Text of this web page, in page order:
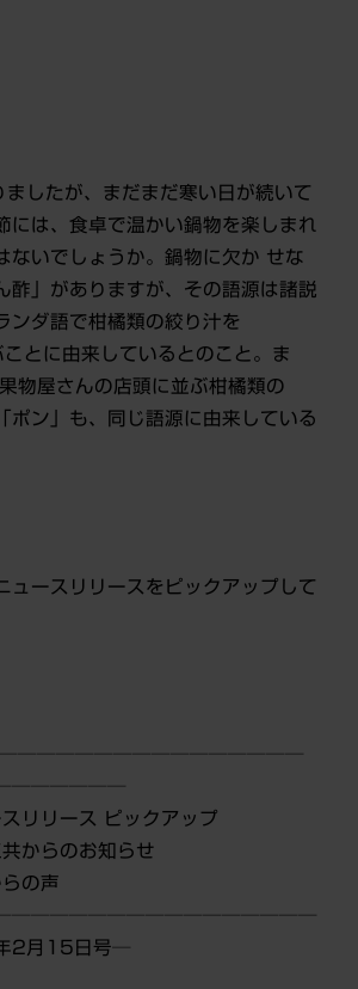
したが、まだまだ寒い日が続いて
には、食卓で温かい鍋物を楽しまれ
ないでしょうか。鍋物に欠か せな
酢」がありますが、その語源は諸説
ンダ語で柑橘類の絞り汁を
とに由来しているとのこと。ま
物屋さんの店頭に並ぶ柑橘類の
ポン」も、同じ語源に由来している
ュースリリースをピックアップして
リリース ピックアップ
からのお知らせ
の声
月15日号─